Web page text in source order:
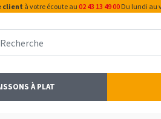
client à votre écoute au 02 43 13 49 00Du lundi au
À PLAT